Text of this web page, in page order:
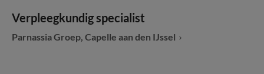
Verpleegkundig specialist
Parnassia Groep, Capelle aan den IJssel